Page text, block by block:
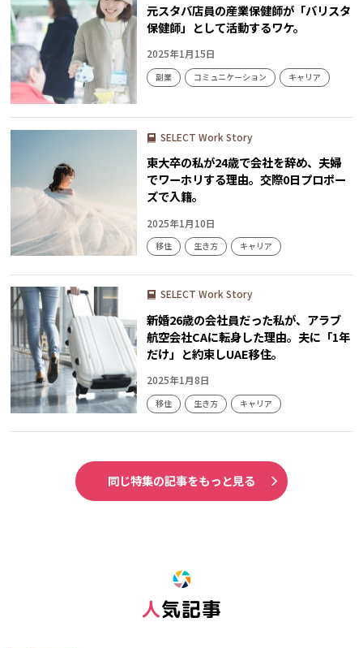
元スタバ店員の産業保健師が「バリスタ
保健師」として活動するワケ。
2025年1月15日
副業 コミュニケーション キャリア
SELECT Work Story
東大卒の私が24歳で会社を辞め、夫婦
でワーホリする理由。交際0日プロポー
ズで入籍。
2025年1月10日
移住 生き方 キャリア
SELECT Work Story
新婚26歳の会社員だった私が、アラブ
航空会社CAに転身した理由。夫に「1年
だけ」と約束しUAE移住。
2025年1月8日
移住 生き方 キャリア
同じ特集の記事をもっと見る
人気記事